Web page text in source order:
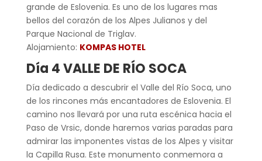
grande de Eslovenia. Es uno de los lugares mas
bellos del corazón de los Alpes Julianos y del
Parque Nacional de Triglav.
Alojamiento: KOMPAS HOTEL
Día 4 VALLE DE RÍO SOCA
Día dedicado a descubrir el Valle del Río Soca, uno
de los rincones más encantadores de Eslovenia. El
camino nos llevará por una ruta escénica hacia el
Paso de Vrsic, donde haremos varias paradas para
admirar las imponentes vistas de los Alpes y visitar
la Capilla Rusa. Este monumento conmemora a